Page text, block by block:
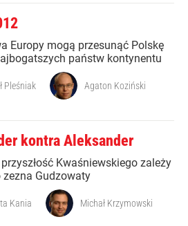
Europy mogą przesunąć Polskę
państw kontynentu
Pleśniak Agaton Koziński
kontra Aleksander
Kwaśniewskiego zależy
zezna Gudzowaty
Kania Michał Krzymowski